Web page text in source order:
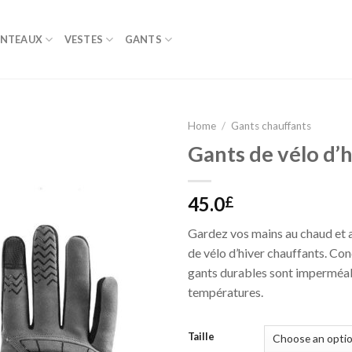
VESTES GANTS
Home / Gants chauffants
Gants de vélo
45.0£
Gardez vos mains au chaud
de vélo d’hiver chauffants.
gants durables sont
températures.
Taille